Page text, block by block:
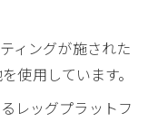
ィングが施された
使用しています。
レッグプラットフ